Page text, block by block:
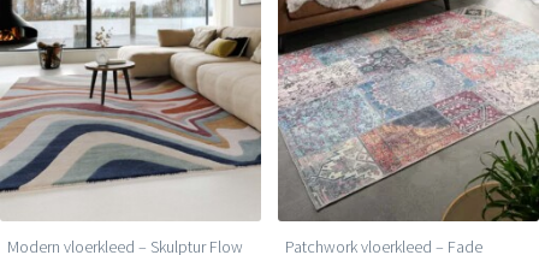
Modern vloerkleed – Skulptur Flow
Patchwork vloerkleed – Fade